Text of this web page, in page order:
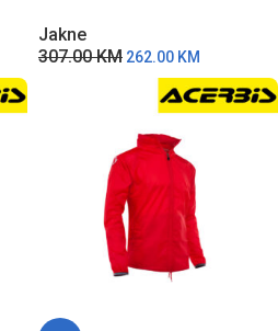
Jakne
307.00KM 262.00 KM